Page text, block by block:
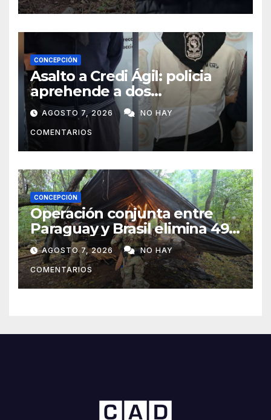
CONCEPCIÓN
Asalto a Credi Ágil: policia
aprehende a dos
sospechosos e incauta
evidencias en Concepción
AGOSTO 7, 2026 NO HAY
COMENTARIOS
CONCEPCIÓN
Operación conjunta entre
Paraguay y Brasil elimina 498
toneladas de marihuana en
Amambay
AGOSTO 7, 2026 NO HAY
COMENTARIOS